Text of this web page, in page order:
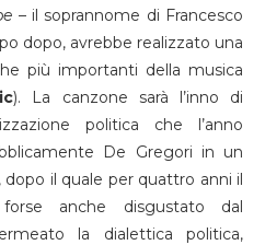
– il soprannome di Francesco
dopo, avrebbe realizzato una
più importanti della musica
). La canzone sarà l’inno di
politica che l’anno
De Gregori in un
il quale per quattro anni il
anche disgustato dal
la dialettica politica,